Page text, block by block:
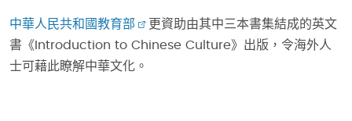
中華人民共和國教育部
更資助由其中三本書集結成的英文
書《Introduction to Chinese Culture》出版，令海外人
士可藉此瞭解中華文化。